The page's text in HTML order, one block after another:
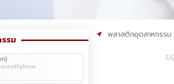
รม พลาสติกอุตสาหกรรม